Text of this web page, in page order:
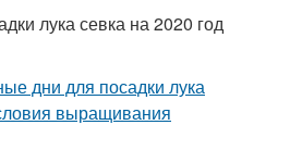
лука севка на 2020 год